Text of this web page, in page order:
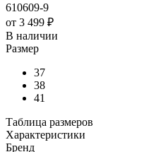
610609-9
от 3 499 ₽
В наличии
Размер
37
38
41
Таблица размеров
Характеристики
Бренд